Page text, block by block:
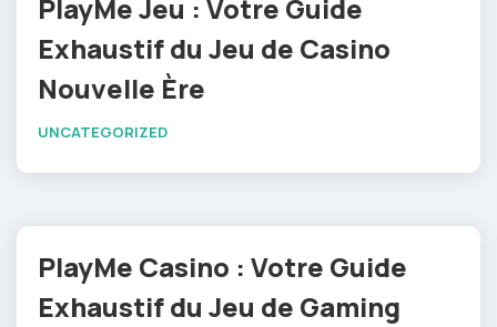
PlayMe Jeu : Votre Guide
Exhaustif du Jeu de Casino
Nouvelle Ère
UNCATEGORIZED
PlayMe Casino : Votre Guide
Exhaustif du Jeu de Gaming